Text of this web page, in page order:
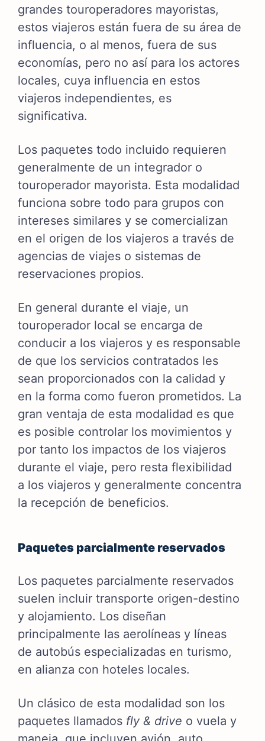
grandes touroperadores mayoristas,
estos viajeros están fuera de su área de
influencia, o al menos, fuera de sus
economías, pero no así para los actores
locales, cuya influencia en estos
viajeros independientes, es
significativa.
Los paquetes todo incluido requieren
generalmente de un integrador o
touroperador mayorista. Esta modalidad
funciona sobre todo para grupos con
intereses similares y se comercializan
en el origen de los viajeros a través de
agencias de viajes o sistemas de
reservaciones propios.
En general durante el viaje, un
touroperador local se encarga de
conducir a los viajeros y es responsable
de que los servicios contratados les
sean proporcionados con la calidad y
en la forma como fueron prometidos. La
gran ventaja de esta modalidad es que
es posible controlar los movimientos y
por tanto los impactos de los viajeros
durante el viaje, pero resta flexibilidad
a los viajeros y generalmente concentra
la recepción de beneficios.
Paquetes parcialmente reservados
Los paquetes parcialmente reservados
suelen incluir transporte origen-destino
y alojamiento. Los diseñan
principalmente las aerolíneas y líneas
de autobús especializadas en turismo,
en alianza con hoteles locales.
Un clásico de esta modalidad son los
paquetes llamados fly & drive o vuela y